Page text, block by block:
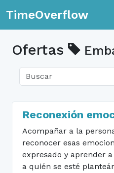
TimeOverflow
Ofertas
Reconexión
Acompañar a la
reconocer esas
expresado y aprender
a quién se esté